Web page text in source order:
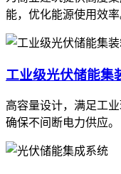
能，优化能源使用效率
工业级光伏储能集
高容量设计，满足工
确保不间断电力供应。